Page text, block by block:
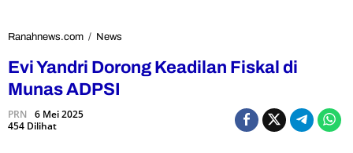
Ranahnews.com / News
i
Evi Yandri Dorong Keadilan Fiskal di
Munas ADPSI
PRN 6 Mei 2025
454 Dilihat